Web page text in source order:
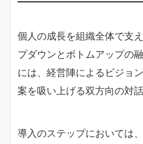
個人の成長を組織全体で支
プダウンとボトムアップの
には、経営陣によるビジョ
案を吸い上げる双方向の対
導入のステップにおいては